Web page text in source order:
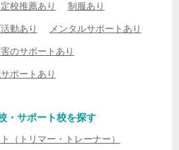
校推薦あり 制服あり
動あり メンタルサポートあり
のサポートあり
ポートあり
・サポート校を探す
（トリマー・トレーナー）